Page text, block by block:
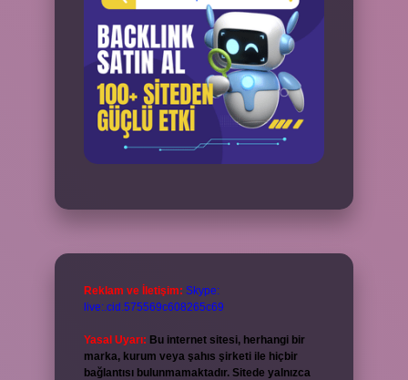
Reklam ve İletişim: Skype:
live:.cid.575569c608265c69
Yasal Uyarı: Bu internet sitesi, herhangi bir
marka, kurum veya şahıs şirketi ile hiçbir
bağlantısı bulunmamaktadır. Sitede yalnızca